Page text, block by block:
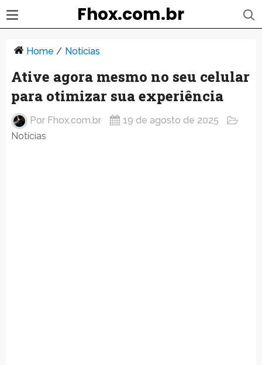
Fhox.com.br
Home / Notícias
Ative agora mesmo no seu celular
para otimizar sua experiência
Por Fhox.com.br
19 de agosto de 2025
Notícias